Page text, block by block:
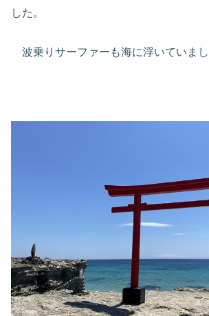
した。
波乗りサーファーも海に浮いていまし